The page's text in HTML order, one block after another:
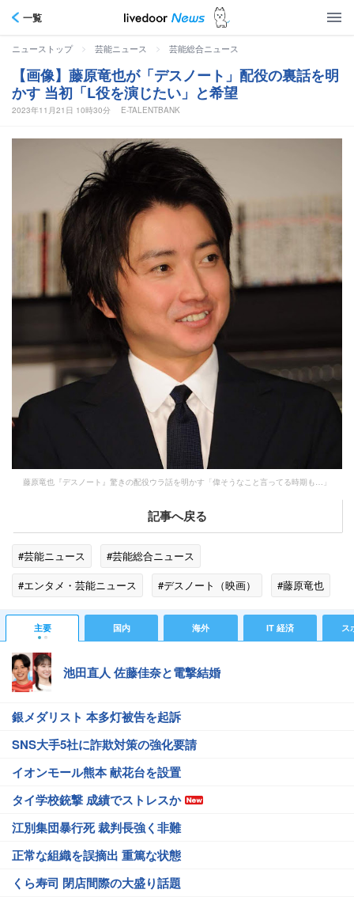
一覧
ニューストップ > 芸能ニュース > 芸能総合ニュース
【画像】藤原竜也が「デスノート」配役の裏話を明
かす 当初「L役を演じたい」と希望
2023年11月21日 10時30分 E-TALENTBANK
藤原竜也『デスノート』驚きの配役ウラ話を明かす「偉そうなこと言ってる時期も…」
記事へ戻る
#芸能ニュース
#芸能総合ニュース
#エンタメ・芸能ニュース
#デスノート（映画） #藤原竜也
主要 国内 海外 IT 経済 ス
池田直人 佐藤佳奈と電撃結婚
銀メダリスト 本多灯被告を起訴
SNS大手5社に詐欺対策の強化要請
イオンモール熊本 献花台を設置
タイ学校銃撃 成績でストレスか
江別集団暴行死 裁判長強く非難
正常な組織を誤摘出 重篤な状態
くら寿司 閉店間際の大盛り話題